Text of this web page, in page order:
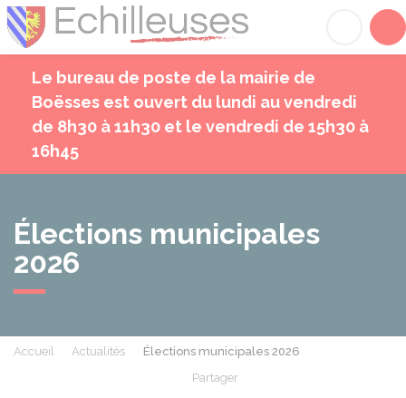
Le bureau de poste de la mairie de
Boësses est ouvert du lundi au vendredi
de 8h30 à 11h30 et le vendredi de 15h30 à
16h45
Élections municipales
2026
Accueil Actualités
Élections municipales 2026
Partager